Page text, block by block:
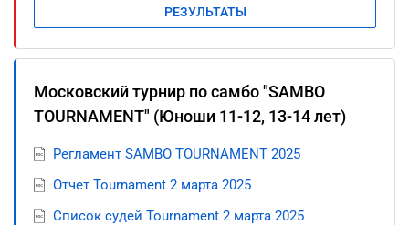
РЕЗУЛЬТАТЫ
Московский турнир по самбо "SAMBO
TOURNAMENT" (Юноши 11-12, 13-14 лет)
Регламент SAMBO TOURNAMENT 2025
Отчет Tournament 2 марта 2025
Список судей Tournament 2 марта 2025